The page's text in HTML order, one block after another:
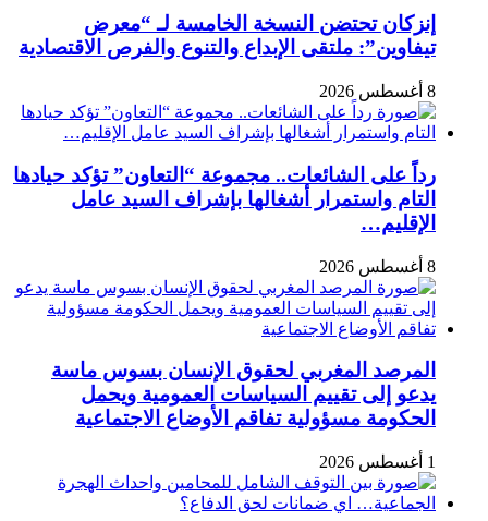
إنزكان تحتضن النسخة الخامسة لـ “معرض
تيفاوين”: ملتقى الإبداع والتنوع والفرص الاقتصادية
8 أغسطس 2026
رداً على الشائعات.. مجموعة “التعاون” تؤكد حيادها
التام واستمرار أشغالها بإشراف السيد عامل
الإقليم…
8 أغسطس 2026
المرصد المغربي لحقوق الإنسان بسوس ماسة
يدعو إلى تقييم السياسات العمومية ويحمل
الحكومة مسؤولية تفاقم الأوضاع الاجتماعية
1 أغسطس 2026